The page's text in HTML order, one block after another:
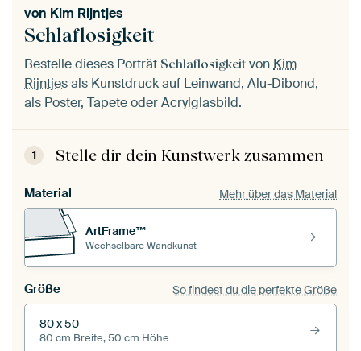
Schlaflosigkeit
von Kim Rijntjes
Bestelle dieses Porträt Schlaflosigkeit vonKim
Rijntjesals Kunstdruck auf Leinwand, Alu-Dibond,
als Poster, Tapete oder Acrylglasbild.
1 Stelle dir dein Kunstwerk zusammen
Material Mehr über das Material
ArtFrame™
Wechselbare Wandkunst
Größe So findest du die perfekte Größe
80 x 50
80 cm Breite, 50 cm Höhe